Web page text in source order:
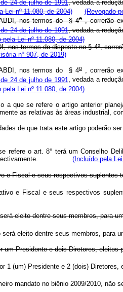
24 de julho de 1991, vedada a
Lei nº 11.080, de 2004) (Revogado
nos termos do § 4o, correrão
24 de julho de 1991, vedada a
pela Lei nº 11.080, de 2004)
nos termos do disposto no § 4º,
nº 907, de 2019)
nos termos do § 4o, correrão
24 de julho de 1991, vedada a
pela Lei nº 11.080, de 2004)
a que se refere o artigo anterior
as relativas às áreas industrial,
de que trata este artigo
refere o art. 8° terá um Conselho
respectivamente. (Incluído pela
e Fiscal e seus respectivos
e Fiscal e seus
será eleito dentre seus membros,
será eleito dentre seus
por um Presidente e dois
1 (um) Presidente e 2 (dois)
mandato no biênio 2009/2010, não